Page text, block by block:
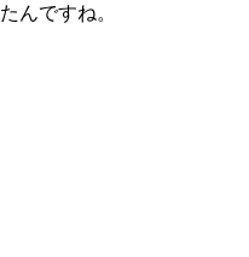
んですね。